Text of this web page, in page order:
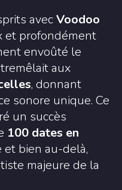
avecVoodoo
et profondément
envoûté le
aux
, donnant
sonore unique. Ce
un succès
100 dates en
et bien au-delà,
majeure de la